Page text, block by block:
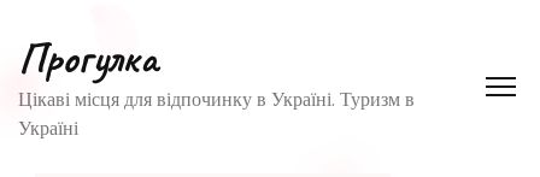
Прогулка
Цікаві місця для відпочинку в Україні. Туризм в
Україні